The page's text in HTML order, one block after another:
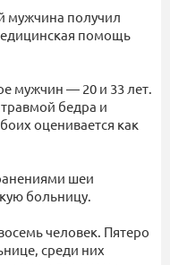
мужчина получил
помощь
мужчин — 20 и 33 лет.
бедра и
оценивается как
шеи
больницу.
человек. Пятеро
среди них